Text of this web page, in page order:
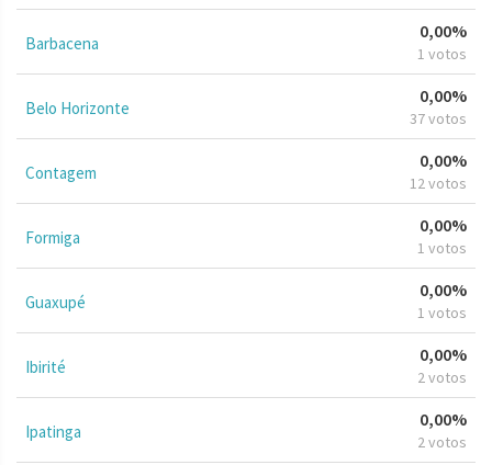
Barbacena
0,00%
1 votos
Belo Horizonte
0,00%
37 votos
Contagem
0,00%
12 votos
Formiga
0,00%
1 votos
Guaxupé
0,00%
1 votos
Ibirité
0,00%
2 votos
Ipatinga
0,00%
2 votos